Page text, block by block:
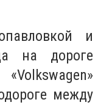
и
на дороге
между